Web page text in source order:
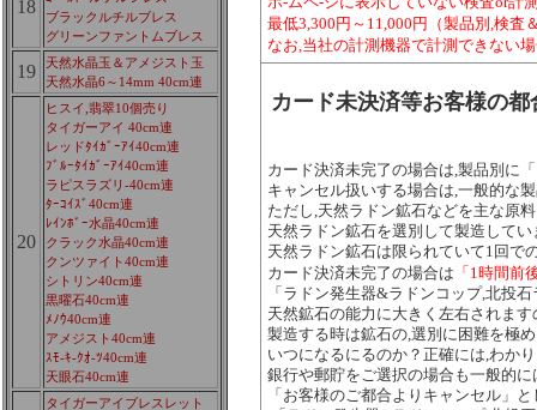
18
ブラックルチルブレス
グリーンファントムブレス
19
天然水晶玉＆アメジスト玉
天然水晶6～14mm 40cm連
20
ヒスイ,翡翠10個売り
タイガーアイ 40cm連
レッドﾀｲｶﾞｰｱｲ40cm連
ﾌﾞﾙｰﾀｲｶﾞｰｱｲ40cm連
ラピスラズリ-40cm連
ﾀｰｺｲｽﾞ40cm連
ﾚｲﾝﾎﾞｰ水晶40cm連
クラック水晶40cm連
クンツァイト40cm連
シトリン40cm連
黒曜石40cm連
ﾒﾉｳ40cm連
アメジスト40cm連
ｽﾓ-ｷ-ｸｵ-ﾂ40cm連
天眼石40cm連
タイガーアイブレスレット
最低3,300円～11,000円（製品別,検査
なお,当社の計測機器で計測できない
カード未決済等お客様の
カード決済未完了の場合は,製品別に
キャンセル扱いする場合は,一般的な
ただし,天然ラドン鉱石などを主な原
天然ラドン鉱石を選別して製造して
天然ラドン鉱石は限られていて1回で
カード決済未完了の場合は 「1時間前
「ラドン発生器&ラドンコップ,北投
天然鉱石の能力に大きく左右されます
製造する時は鉱石の,選別に困難を極
いつになるにるのか？正確には,わか
銀行や郵貯をご選択の場合も一般的に
「お客様のご都合よりキャンセル」